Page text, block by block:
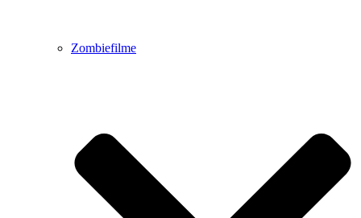
Zombiefilme